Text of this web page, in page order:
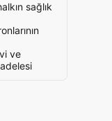
sağlık
ve